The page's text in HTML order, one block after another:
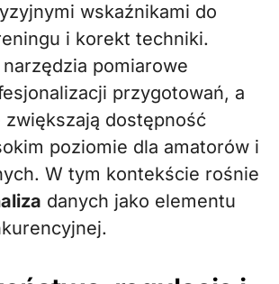
wskaźnikami do
i korekt techniki.
pomiarowe
przygotowań, a
zwiększają dostępność
poziomie dla amatorów i
W tym kontekście rośnie
danych jako elementu